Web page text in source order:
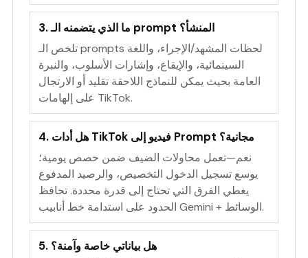
3. ما الذي يتضمنه الـ prompt المنشأ؟
تلخص الـ prompts لحظات المشهد/الإجراء، واللغة
السينمائية، والإيقاع، وإشارات الأسلوب، والنبرة
العامة بحيث يمكن للنماذج اللاحقة تقليد أو الارتجال
على إلهامات TikTok.
4. هل أدات TikTok فيديو إلى Prompt مجانية؟
نعم—تعمل محاولات الضيف ضمن حصص يومية؛
يوسع تسجيل الدخول التخصيص، والرصيد المدفوع
يغطي الفرق التي تحتاج إلى قدرة محددة. تحافظ
الحدود على استدامة خط أنابيب Gemini + الوسائط.
5. هل بياناتي خاصة وآمنة؟